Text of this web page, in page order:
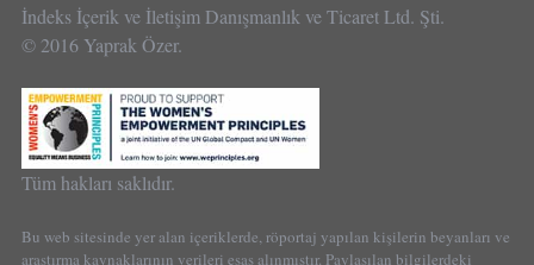
İndeks İçerik ve İletişim Danışmanlık ve Ticaret Ltd. Şti.
© 2016 Yaprak Özer.
Tüm hakları saklıdır.
Bu web sitesinde yer alan içeriklerde, röportaj yapılan kişilerin beyanları ve
araştırma kaynaklarının verileri esas alınmıştır. Paylaşılan bilgilerdeki